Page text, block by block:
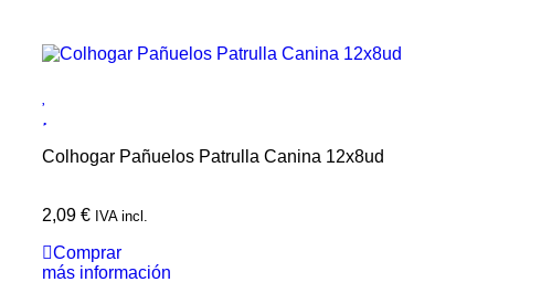
Colhogar Pañuelos Patrulla Canina 12x8ud
2,09 € IVA incl.
Comprar
más información